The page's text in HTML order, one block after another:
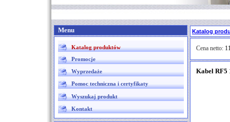
Menu
Katalog produktów
Promocje
Wyprzedaże
Pomoc techniczna i certyfikaty
Wyszukaj produkt
Kontakt
Katalog
Cena netto:
Kabel RF5